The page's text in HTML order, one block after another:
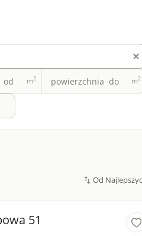
m2 m2
51